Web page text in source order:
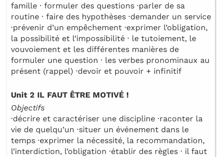
famille · formuler des questions ·parler de sa
routine · faire des hypothèses ·demander un service
·prévenir d’un empêchement ·exprimer l’obligation,
la possibilité et l’impossibilité · le tutoiement, le
vouvoiement et les différentes manières de
formuler une question · les verbes pronominaux au
présent (rappel) ·devoir et pouvoir + infinitif
Unit 2 IL FAUT ÊTRE MOTIVÉ !
Objectifs
·décrire et caractériser une discipline ·raconter la
vie de quelqu’un ·situer un événement dans le
temps ·exprimer la nécessité, la recommandation,
l’interdiction, l’obligation ·établir des règles · il faut